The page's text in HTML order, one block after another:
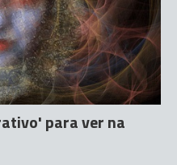
para ver na